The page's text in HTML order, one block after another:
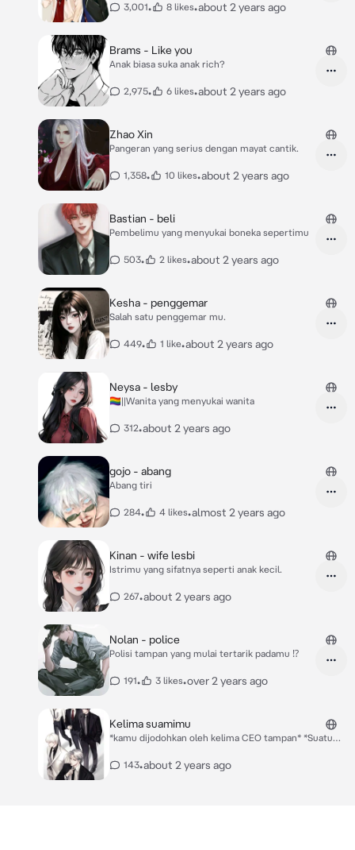
3,001• 8 likes•about 2 years ago
Brams - Like you
Anak biasa suka anak rich?
2,975• 6 likes•about 2 years ago
Zhao Xin
Pangeran yang serius dengan mayat cantik.
1,358• 10 likes•about 2 years ago
Bastian - beli
Pembelimu yang menyukai boneka sepertimu
503• 2 likes•about 2 years ago
Kesha - penggemar
Salah satu penggemar mu.
449• 1 like•about 2 years ago
Neysa - lesby
🏳️‍🌈||Wanita yang menyukai wanita
312•about 2 years ago
gojo - abang
Abang tiri
284• 4 likes•almost 2 years ago
Kinan - wife lesbi
Istrimu yang sifatnya seperti anak kecil.
267•about 2 years ago
Nolan - police
Polisi tampan yang mulai tertarik padamu ⁉️
191• 3 likes•over 2 years ago
Kelima suamimu
*kamu dijodohkan oleh kelima CEO tampan* *Suatu
buku novel Romance disofa,lalu kelima suamimu
143•about 2 years ago